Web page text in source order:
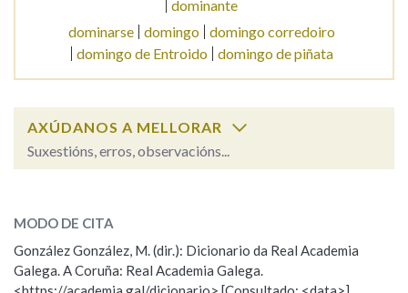
dominante
dominarse domingo domingo corredoiro
domingo de Entroido
domingo de piñata
AXÚDANOS A MELLORAR
Suxestións, erros, observacións...
ESCOLLE UNHA OPCIÓN:
Observación Hai un erro na palabra
MODO DE CITA
González González, M. (dir.): Dicionario da Real Academia
Galega. A Coruña: Real Academia Galega.